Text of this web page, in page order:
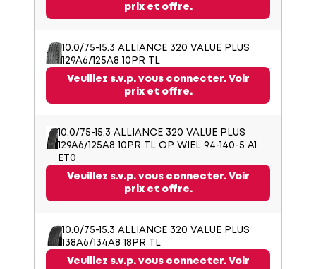
prix et offre.
10.0/75-15.3 ALLIANCE 320 VALUE PLUS
129A6/125A8 10PR TL
Veuillez s.v.p. vous connecter. Voir
prix et offre.
10.0/75-15.3 ALLIANCE 320 VALUE PLUS
129A6/125A8 10PR TL OP WIEL 94-140-5 A1
ET0
Veuillez s.v.p. vous connecter. Voir
prix et offre.
10.0/75-15.3 ALLIANCE 320 VALUE PLUS
138A6/134A8 18PR TL
Veuillez s.v.p. vous connecter. Voir